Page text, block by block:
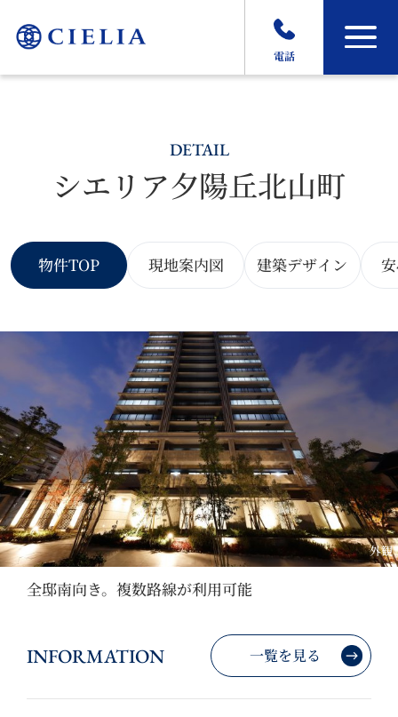
電話
DETAIL
シエリア夕陽丘北山町
物件TOP 現地案内図 建築デザイン
外観
全邸南向き。複数路線が利用可能
INFORMATION 一覧を見る